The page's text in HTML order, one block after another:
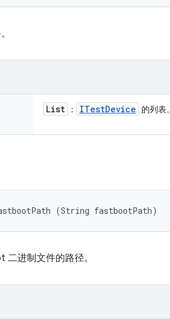
List ： ITestDevice 的列表。
(String fastbootPath)
进制文件的路径。